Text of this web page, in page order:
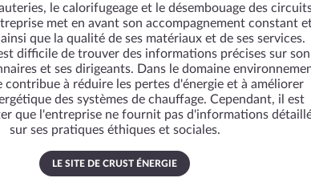
le calorifugeage et le désembouage des
met en avant son accompagnement constant
que la qualité de ses matériaux et de ses services.
difficile de trouver des informations précises sur son
et ses dirigeants. Dans le domaine
contribue à réduire les pertes d'énergie et à améliorer
des systèmes de chauffage. Cependant, il est
que l'entreprise ne fournit pas d'informations
sur ses pratiques éthiques et sociales.
LE SITE DE CRUST ÉNERGIE